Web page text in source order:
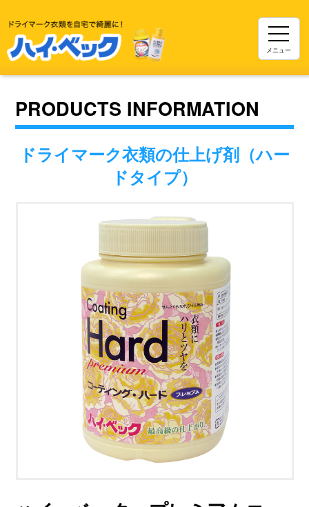
メニュー
PRODUCTS INFORMATION
ドライマーク衣類の仕上げ剤（ハー
ドタイプ）